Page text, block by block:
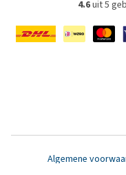
4.6uit 5
Algemene